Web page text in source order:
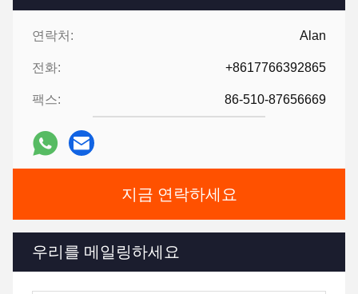
연락처: Alan
전화: +8617766392865
팩스: 86-510-87656669
지금 연락하세요
우리를 메일링하세요